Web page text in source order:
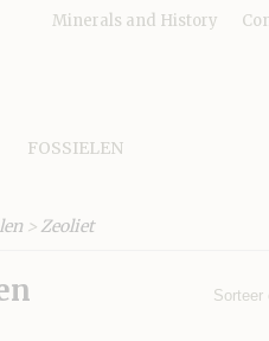
Minerals and History
FOSSIELEN
> Zeoliet